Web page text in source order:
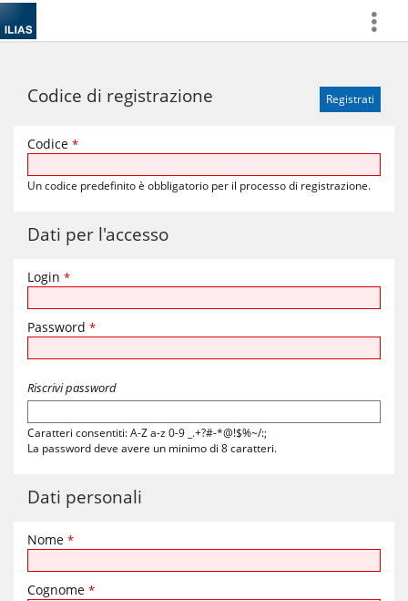
more
Codice di registrazione
Codice *
Un codice predefinito è obbligatorio per il processo di registrazione.
Dati per l'accesso
Login *
Password *
Riscrivi password
Caratteri consentiti: A-Z a-z 0-9 _.+?#-*@!$%~/:;
La password deve avere un minimo di 8 caratteri.
Dati personali
Nome *
Cognome *